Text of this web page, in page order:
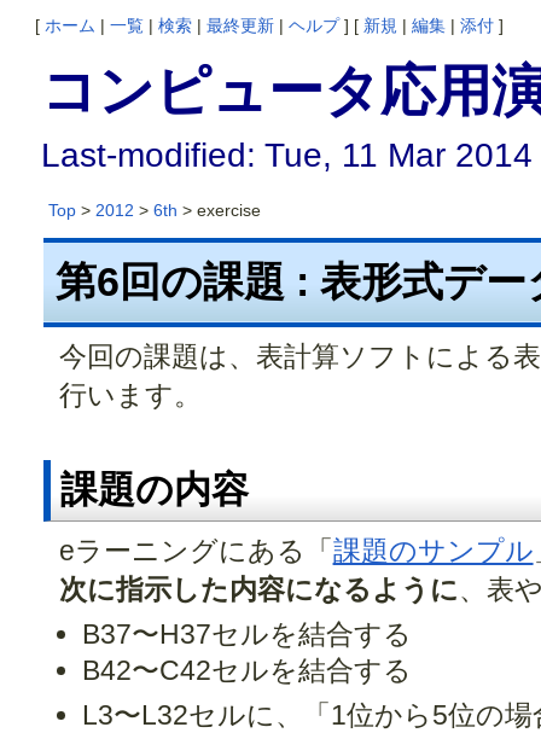
[ ホーム | 一覧 | 検索 | 最終更新 | ヘルプ] [ 新規 | 編集 | 添付 ]
コンピュータ応用
Last-modified: Tue, 11 Mar
Top> 2012 > 6th > exercise
第6回の課題 : 表形式デー
今回の課題は、表計算ソフトによる
行います。
課題の内容
eラーニングにある「課題のサンプル
次に指示した内容になるように、表
B37〜H37セルを結合する
B42〜C42セルを結合する
L3〜L32セルに、「1位から5位の